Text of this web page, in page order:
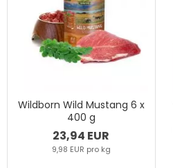
Wildborn Wild Mustang 6 x
400 g
23,94 EUR
9,98 EUR pro kg